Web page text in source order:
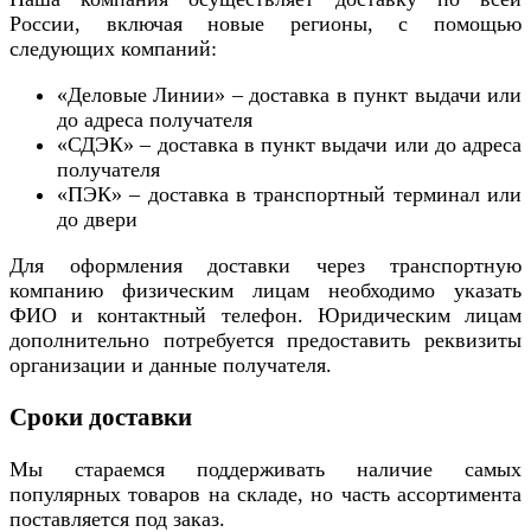
России, включая новые регионы, с помощью
следующих компаний:
«Деловые Линии» – доставка в пункт выдачи или
до адреса получателя
«СДЭК» – доставка в пункт выдачи или до адреса
получателя
«ПЭК» – доставка в транспортный терминал или
до двери
Для оформления доставки через транспортную
компанию физическим лицам необходимо указать
ФИО и контактный телефон. Юридическим лицам
дополнительно потребуется предоставить реквизиты
организации и данные получателя.
Сроки доставки
Мы стараемся поддерживать наличие самых
популярных товаров на складе, но часть ассортимента
поставляется под заказ.